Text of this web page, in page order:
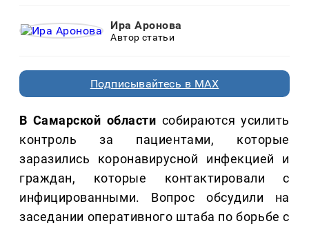
Ира Аронова
Автор статьи
Подписывайтесь в MAX
В Самарской области собираются усилить
контроль за пациентами, которые
заразились коронавирусной инфекцией и
граждан, которые контактировали с
инфицированными. Вопрос обсудили на
заседании оперативного штаба по борьбе с